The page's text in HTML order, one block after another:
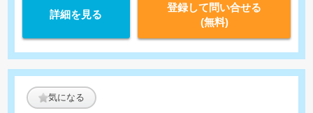
詳細を見る
登録して問い合せる
(無料)
気になる